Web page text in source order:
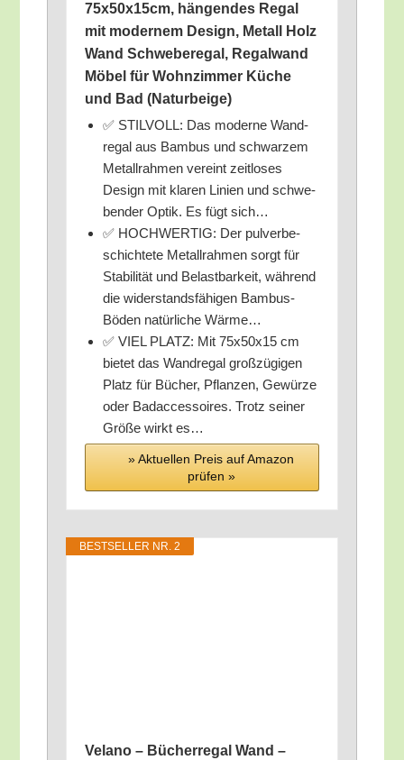
75x50x15cm, hän­gen­des Regal
mit moder­nem Design, Metall Holz
Wand Schwe­be­re­gal, Regal­wand
Möbel für Wohn­zim­mer Küche
und Bad (Natur­bei­ge)
✅ STILVOLL: Das moder­ne Wand­
re­gal aus Bam­bus und schwar­zem
Metall­rah­men ver­eint zeit­lo­ses
Design mit kla­ren Lini­en und schwe­
ben­der Optik. Es fügt sich…
✅ HOCHWERTIG: Der pul­ver­be­
schich­te­te Metall­rah­men sorgt für
Sta­bi­li­tät und Belast­bar­keit, wäh­rend
die wider­stands­fä­hi­gen Bam­bus-
Böden natür­li­che Wärme…
✅ VIEL PLATZ: Mit 75x50x15 cm
bie­tet das Wand­re­gal groß­zü­gi­gen
Platz für Bücher, Pflan­zen, Gewür­ze
oder Bad­ac­ces­soires. Trotz sei­ner
Grö­ße wirkt es…
» Aktu­el­len Preis auf Ama­zon
prü­fen »
BEST­SEL­LER NR. 2
Vela­no – Bücher­re­gal Wand –